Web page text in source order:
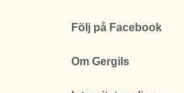
Följ på Facebook
Om Gergils